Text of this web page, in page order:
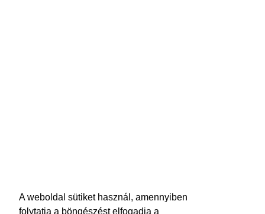
A weboldal sütiket használ, amennyiben
folytatja a böngészést elfogadja a